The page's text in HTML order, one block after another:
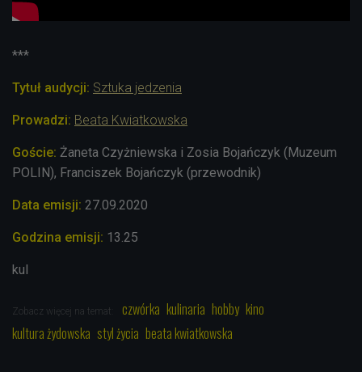
***
Tytuł audycji: Sztuka jedzenia
Prowadzi: Beata Kwiatkowska
Goście: Żaneta Czyżniewska i Zosia Bojańczyk (Muzeum
POLIN), Franciszek Bojańczyk (przewodnik)
Data emisji: 27.09.2020
Godzina emisji: 13.25
kul
Zobacz więcej na temat: czwórka kulinaria hobby kino
kultura żydowska styl życia beata kwiatkowska